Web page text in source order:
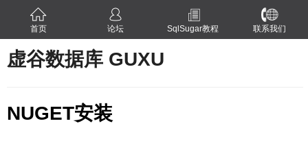
首页 论坛 SqlSugar教程 联系我们
虚谷数据库 GUXU
NUGET安装